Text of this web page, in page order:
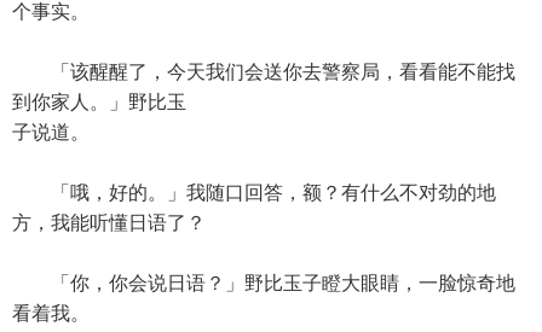
个事实。
「该醒醒了，今天我们会送你去警察局，看看能不能找
到你家人。」野比玉
子说道。
「哦，好的。」我随口回答，额？有什么不对劲的地
方，我能听懂日语了？
「你，你会说日语？」野比玉子瞪大眼睛，一脸惊奇地
看着我。